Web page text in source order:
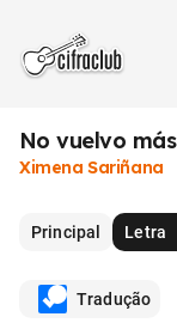
No vuelvo más
Ximena Sariñana
Principal Letra
Tradução